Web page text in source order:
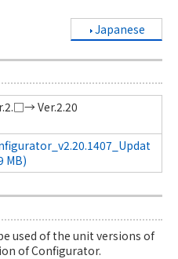
Japanese
Ver.2.20
MB)
used of the unit versions of
of Configurator.